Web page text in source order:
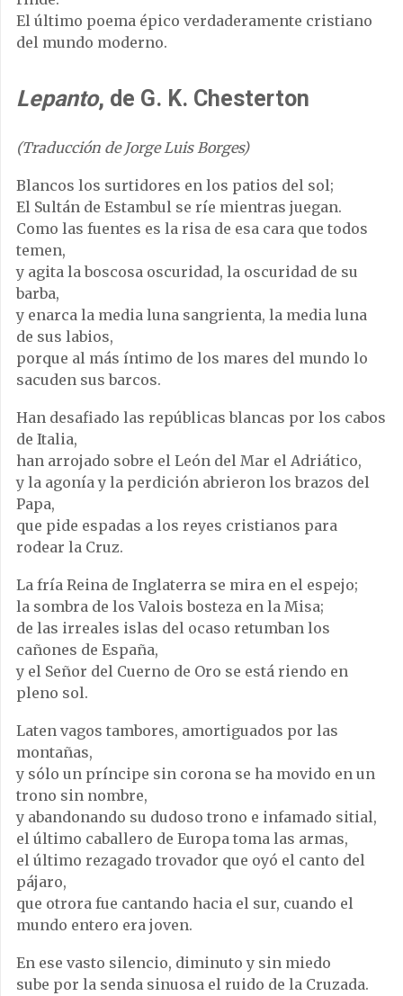
El último poema épico verdaderamente cristiano
del mundo moderno.
Lepanto, de G. K. Chesterton
(Traducción de Jorge Luis Borges)
Blancos los surtidores en los patios del sol;
El Sultán de Estambul se ríe mientras juegan.
Como las fuentes es la risa de esa cara que todos
temen,
y agita la boscosa oscuridad, la oscuridad de su
barba,
y enarca la media luna sangrienta, la media luna
de sus labios,
porque al más íntimo de los mares del mundo lo
sacuden sus barcos.
Han desafiado las repúblicas blancas por los cabos
de Italia,
han arrojado sobre el León del Mar el Adriático,
y la agonía y la perdición abrieron los brazos del
Papa,
que pide espadas a los reyes cristianos para
rodear la Cruz.
La fría Reina de Inglaterra se mira en el espejo;
la sombra de los Valois bosteza en la Misa;
de las irreales islas del ocaso retumban los
cañones de España,
y el Señor del Cuerno de Oro se está riendo en
pleno sol.
Laten vagos tambores, amortiguados por las
montañas,
y sólo un príncipe sin corona se ha movido en un
trono sin nombre,
y abandonando su dudoso trono e infamado sitial,
el último caballero de Europa toma las armas,
el último rezagado trovador que oyó el canto del
pájaro,
que otrora fue cantando hacia el sur, cuando el
mundo entero era joven.
En ese vasto silencio, diminuto y sin miedo
sube por la senda sinuosa el ruido de la Cruzada.